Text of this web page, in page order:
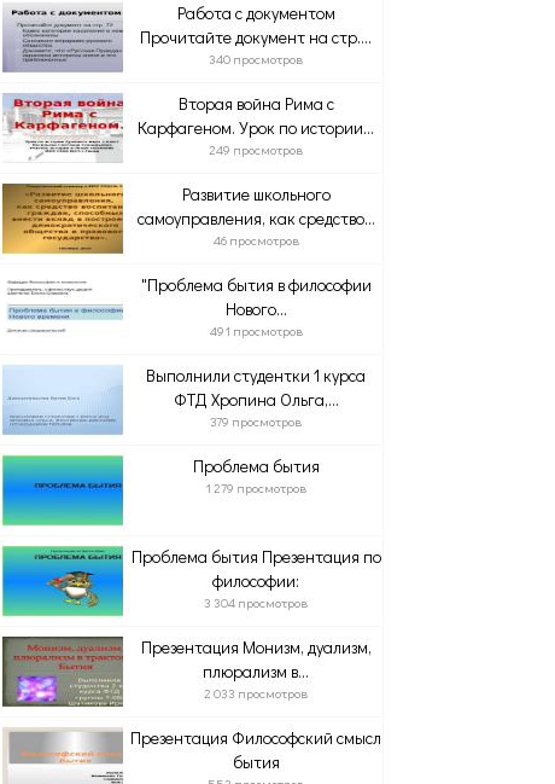
Работа с документом
Прочитайте документ на стр....
340 просмотров
Вторая война Рима с
Карфагеном. Урок по истории...
249 просмотров
Развитие школьного
самоуправления, как средство...
46 просмотров
"Проблема бытия в философии
Нового...
491 просмотров
Выполнили студентки 1 курса
ФТД Хропина Ольга,...
379 просмотров
Проблема бытия
1 279 просмотров
Проблема бытия Презентация по
философии:
3 304 просмотров
Презентация Монизм, дуализм,
плюрализм в...
2 033 просмотров
Презентация Философский смысл
бытия